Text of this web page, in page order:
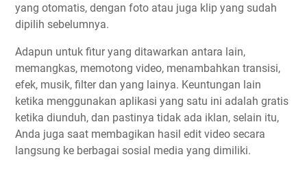
yang otomatis, dengan foto atau juga klip yang sudah
dipilih sebelumnya.
Adapun untuk fitur yang ditawarkan antara lain,
memangkas, memotong video, menambahkan transisi,
efek, musik, filter dan yang lainya. Keuntungan lain
ketika menggunakan aplikasi yang satu ini adalah gratis
ketika diunduh, dan pastinya tidak ada iklan, selain itu,
Anda juga saat membagikan hasil edit video secara
langsung ke berbagai sosial media yang dimiliki.